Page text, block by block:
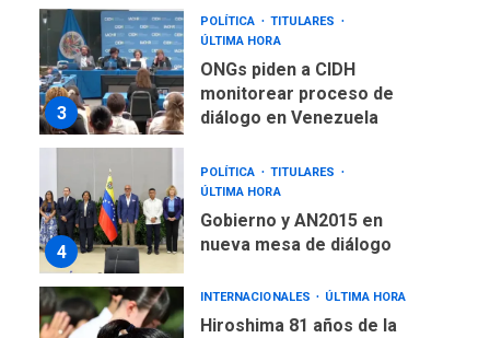
3
POLÍTICA
TITULARES
ÚLTIMA HORA
ONGs piden a CIDH
monitorear proceso de
diálogo en Venezuela
4
POLÍTICA
TITULARES
ÚLTIMA HORA
Gobierno y AN2015 en
nueva mesa de diálogo
INTERNACIONALES ÚLTIMA HORA
Hiroshima 81 años de la